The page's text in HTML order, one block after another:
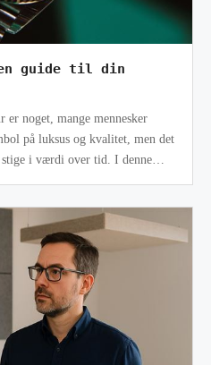
guide til din
noget, mange mennesker
på luksus og kvalitet, men det
stige i værdi over tid. I denne